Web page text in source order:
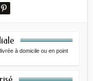
à domicile ou en point